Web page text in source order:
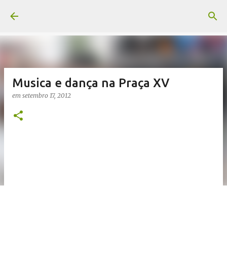
Musica e dança na Praça XV
em setembro 17, 2012